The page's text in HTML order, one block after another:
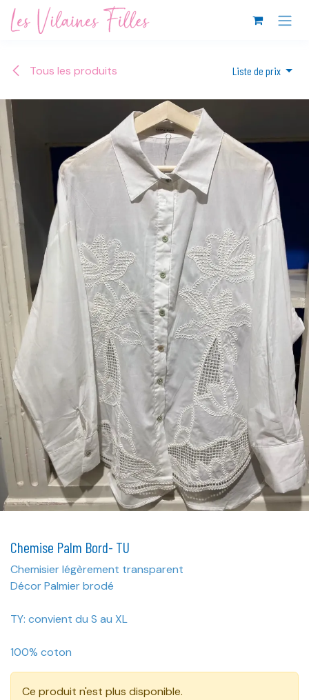
Se rendre au contenu
Tous les produits Liste de prix
Chemise Palm Bord- TU
Chemisier légèrement transparent
Décor Palmier brodé
TY: convient du S au XL
100% coton
Ce produit n'est plus disponible.